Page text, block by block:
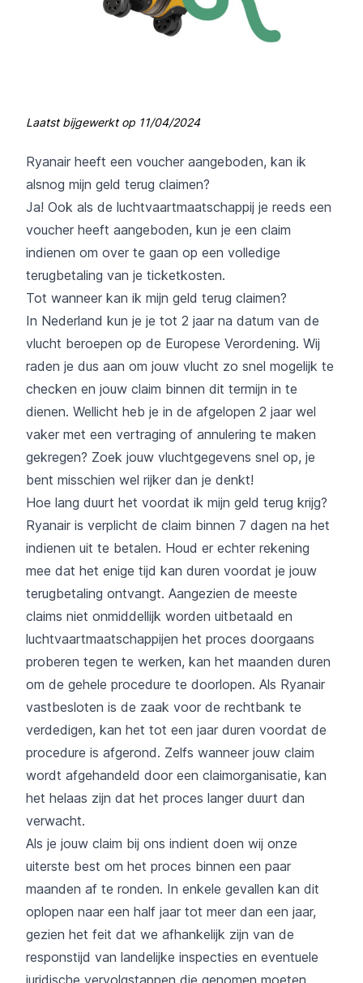
Laatst bijgewerkt op 11/04/2024
Ryanair heeft een voucher aangeboden, kan ik
alsnog mijn geld terug claimen?
Ja! Ook als de luchtvaartmaatschappij je reeds een
voucher heeft aangeboden, kun je een claim
indienen om over te gaan op een volledige
terugbetaling van je ticketkosten.
Tot wanneer kan ik mijn geld terug claimen?
In Nederland kun je je tot 2 jaar na datum van de
vlucht beroepen op de Europese Verordening. Wij
raden je dus aan om jouw vlucht zo snel mogelijk te
checken en jouw claim binnen dit termijn in te
dienen. Wellicht heb je in de afgelopen 2 jaar wel
vaker met een vertraging of annulering te maken
gekregen? Zoek jouw vluchtgegevens snel op, je
bent misschien wel rijker dan je denkt!
Hoe lang duurt het voordat ik mijn geld terug krijg?
Ryanair is verplicht de claim binnen 7 dagen na het
indienen uit te betalen. Houd er echter rekening
mee dat het enige tijd kan duren voordat je jouw
terugbetaling ontvangt. Aangezien de meeste
claims niet onmiddellijk worden uitbetaald en
luchtvaartmaatschappijen het proces doorgaans
proberen tegen te werken, kan het maanden duren
om de gehele procedure te doorlopen. Als Ryanair
vastbesloten is de zaak voor de rechtbank te
verdedigen, kan het tot een jaar duren voordat de
procedure is afgerond. Zelfs wanneer jouw claim
wordt afgehandeld door een claimorganisatie, kan
het helaas zijn dat het proces langer duurt dan
verwacht.
Als je jouw claim bij ons indient doen wij onze
uiterste best om het proces binnen een paar
maanden af te ronden. In enkele gevallen kan dit
oplopen naar een half jaar tot meer dan een jaar,
gezien het feit dat we afhankelijk zijn van de
responstijd van landelijke inspecties en eventuele
juridische vervolgstappen die genomen moeten